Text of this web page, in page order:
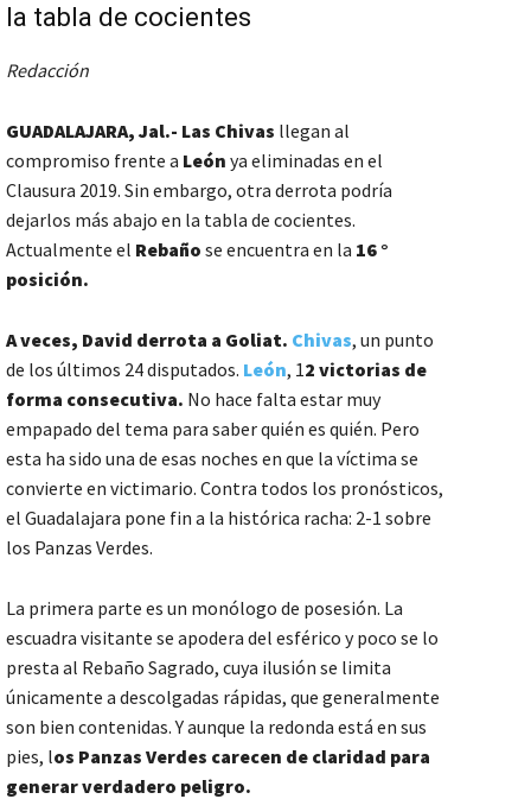
la tabla de cocientes
Redacción
GUADALAJARA, Jal.- Las Chivas llegan al
compromiso frente a León ya eliminadas en el
Clausura 2019. Sin embargo, otra derrota podría
dejarlos más abajo en la tabla de cocientes.
Actualmente el Rebaño se encuentra en la 16 °
posición.
A veces, David derrota a Goliat. Chivas, un punto
de los últimos 24 disputados. León, 12 victorias de
forma consecutiva. No hace falta estar muy
empapado del tema para saber quién es quién. Pero
esta ha sido una de esas noches en que la víctima se
convierte en victimario. Contra todos los pronósticos,
el Guadalajara pone fin a la histórica racha: 2-1 sobre
los Panzas Verdes.
La primera parte es un monólogo de posesión. La
escuadra visitante se apodera del esférico y poco se lo
presta al Rebaño Sagrado, cuya ilusión se limita
únicamente a descolgadas rápidas, que generalmente
son bien contenidas. Y aunque la redonda está en sus
pies, los Panzas Verdes carecen de claridad para
generar verdadero peligro.